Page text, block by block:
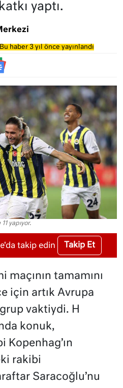
yaptı.
Bu haber 3 yıl önce yayınlandı
yapıyor.
takip edin Takip Et
maçının tamamını
için artık Avrupa
vaktiydi. H
konuk,
Kopenhag’ın
rakibi
Saracoğlu’nu